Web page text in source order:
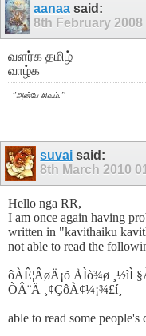
aanaa said:
8th February 2008
வளர்க தமிழ்
வாழ்க
"அன்பே சிவம்.”
suvai said:
8th March 2010
Hello nga RR,
I am once again having
written in "kavithaiku
not able to read the
ôÀÊ¦ÂøÄ¡õ ÅÌò¾ø ¸½ìÌ
ÒÂ¨Ä ¸¢ÇôÀ¢¼¡¾£í¸
able to read some people's